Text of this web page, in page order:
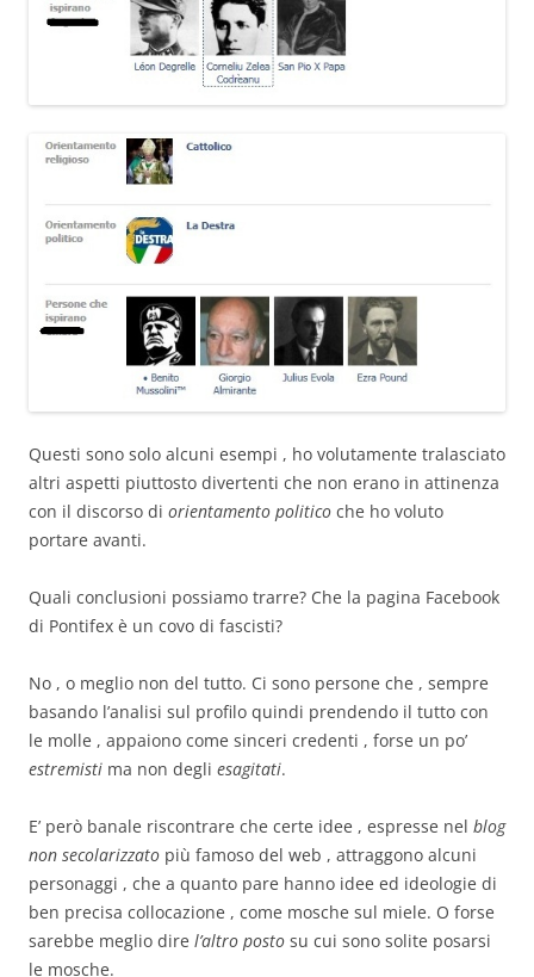
Questi sono solo alcuni esempi , ho volutamente tralasciato
altri aspetti piuttosto divertenti che non erano in attinenza
con il discorso di orientamento politico che ho voluto
portare avanti.
Quali conclusioni possiamo trarre? Che la pagina Facebook
di Pontifex è un covo di fascisti?
No , o meglio non del tutto. Ci sono persone che , sempre
basando l’analisi sul profilo quindi prendendo il tutto con
le molle , appaiono come sinceri credenti , forse un po’
estremisti ma non degli esagitati.
E’ però banale riscontrare che certe idee , espresse nel blog
non secolarizzato più famoso del web , attraggono alcuni
personaggi , che a quanto pare hanno idee ed ideologie di
ben precisa collocazione , come mosche sul miele. O forse
sarebbe meglio dire l’altro posto su cui sono solite posarsi
le mosche.